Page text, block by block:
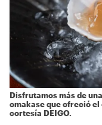
Disfrutamos más de
omakase que ofreció el
cortesía DEIGO.